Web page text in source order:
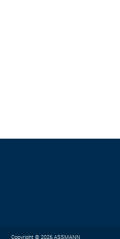
Copyright © 2026 ASSMANN